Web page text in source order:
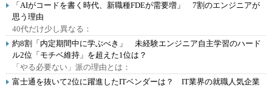
「AIがコードを書く時代、新職種FDEが需要増」 7割のエンジニアが
思う理由
40代だけ少し異なる：
約8割「内定期間中に学ぶべき」 未経験エンジニア自主学習のハード
ル2位「モチベ維持」を超えた1位は？
「やる必要ない」派の理由とは：
富士通を抜いて2位に躍進したITベンダーは？ IT業界の就職人気企業